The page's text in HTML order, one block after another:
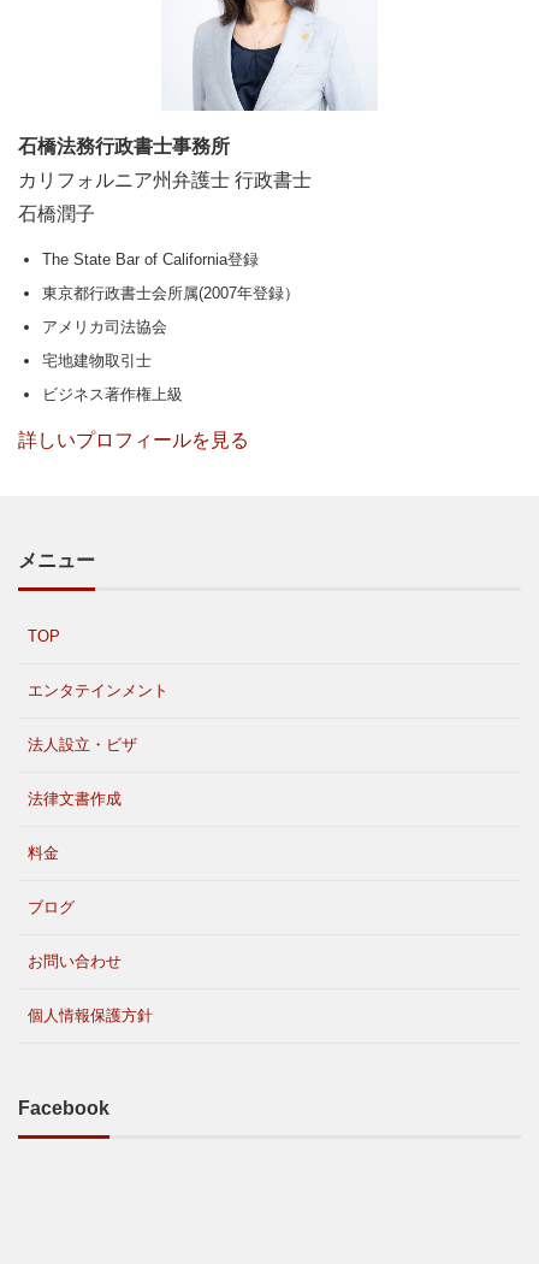
石橋法務行政書士事務所
カリフォルニア州弁護士 行政書士
石橋潤子
The State Bar of California登録
東京都行政書士会所属(2007年登録）
アメリカ司法協会
宅地建物取引士
ビジネス著作権上級
詳しいプロフィールを見る
メニュー
TOP
エンタテインメント
法人設立・ビザ
法律文書作成
料金
ブログ
お問い合わせ
個人情報保護方針
Facebook